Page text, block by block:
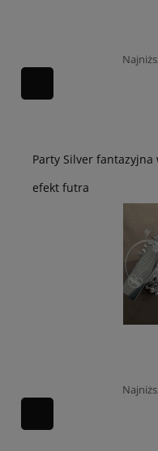
Party Silver fantazyjna
efekt futra